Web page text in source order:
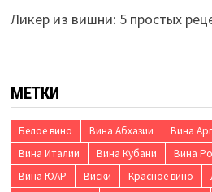
Ликер из вишни: 5 простых
МЕТКИ
Белое вино Вина Абхазии Вина
Вина Италии
Вина Кубани Вина
Вина ЮАР
Виски Красное вино